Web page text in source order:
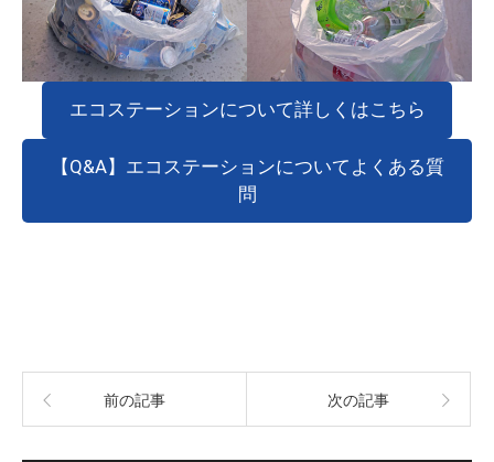
エコステーションについて詳しくはこちら
【Q&A】エコステーションについてよくある質
問
前の記事 次の記事